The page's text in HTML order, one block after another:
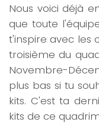
Nous voici déjà
que toute
t'inspire avec les
troisième du
Novembre-
plus bas si tu
kits. C'est ta
kits de ce